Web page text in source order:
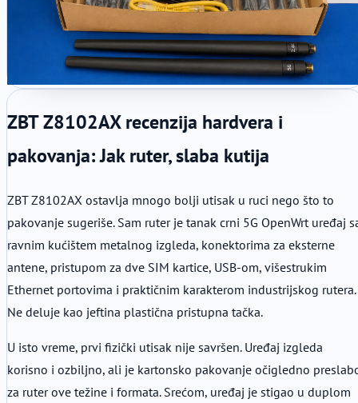
ZBT Z8102AX recenzija hardvera i
pakovanja: Jak ruter, slaba kutija
ZBT Z8102AX ostavlja mnogo bolji utisak u ruci nego što to
pakovanje sugeriše. Sam ruter je tanak crni 5G OpenWrt uređaj
ravnim kućištem metalnog izgleda, konektorima za eksterne
antene, pristupom za dve SIM kartice, USB-om, višestrukim
Ethernet portovima i praktičnim karakterom industrijskog rutera.
Ne deluje kao jeftina plastična pristupna tačka.
U isto vreme, prvi fizički utisak nije savršen. Uređaj izgleda
korisno i ozbiljno, ali je kartonsko pakovanje očigledno
za ruter ove težine i formata. Srećom, uređaj je stigao u duplom